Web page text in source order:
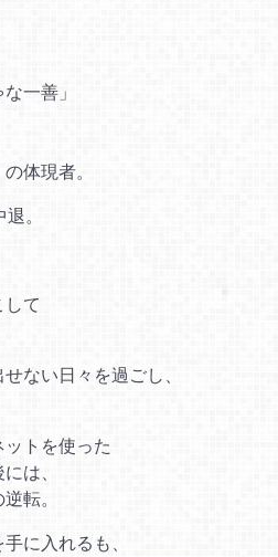
一善」
体現者。
。
て
ない日々を過ごし、
トを使った
は、
転。
に入れるも、